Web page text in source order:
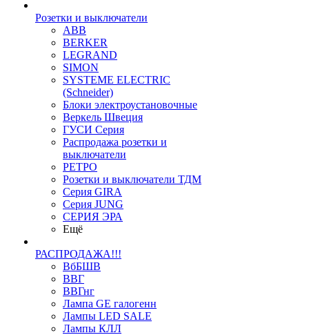
Розетки и выключатели
ABB
BERKER
LEGRAND
SIMON
SYSTEME ELECTRIC
(Schneider)
Блоки электроустановочные
Веркель Швеция
ГУСИ Серия
Распродажа розетки и
выключатели
РЕТРО
Розетки и выключатели ТДМ
Серия GIRA
Серия JUNG
СЕРИЯ ЭРА
Ещё
РАСПРОДАЖА!!!
ВбБШВ
ВВГ
ВВГнг
Лампа GE галогенн
Лампы LED SALE
Лампы КЛЛ